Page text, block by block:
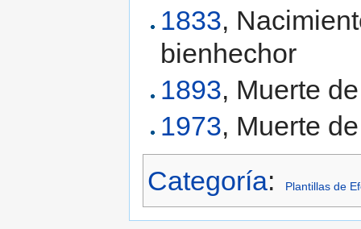
1833,
bienhechor
1893, Muerte
1973, Muerte
Categoría: Plantillas de